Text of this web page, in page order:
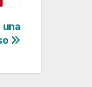
una